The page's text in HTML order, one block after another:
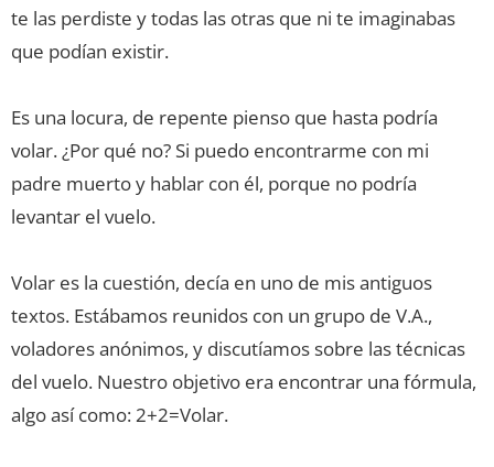
te las perdiste y todas las otras que ni te imaginabas
que podían existir.
Es una locura, de repente pienso que hasta podría
volar. ¿Por qué no? Si puedo encontrarme con mi
padre muerto y hablar con él, porque no podría
levantar el vuelo.
Volar es la cuestión, decía en uno de mis antiguos
textos. Estábamos reunidos con un grupo de V.A.,
voladores anónimos, y discutíamos sobre las técnicas
del vuelo. Nuestro objetivo era encontrar una fórmula,
algo así como: 2+2=Volar.